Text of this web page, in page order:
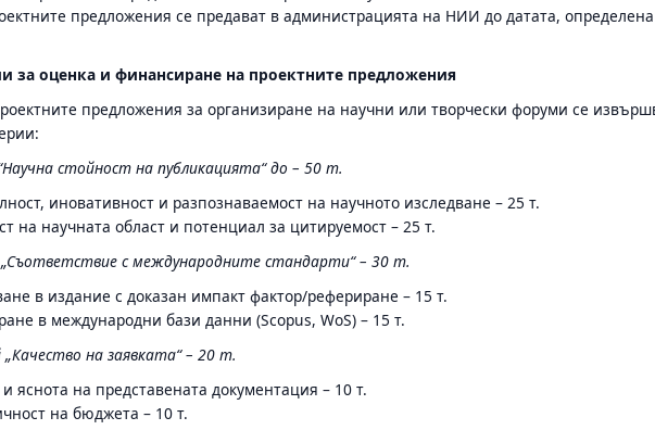
предложения се предават в администрацията на НИИ до датата,
за оценка и финансиране на проектните предложения
предложения за организиране на научни или творчески форуми се
стойност на публикацията“ до – 50 т.
иновативност и разпознаваемост на научното изследване – 25 т.
на научната област и потенциал за цитируемост – 25 т.
с международните стандарти“ – 30 т.
в издание с доказан импакт фактор/рефериране – 15 т.
в международни бази данни (Scopus, WoS) – 15 т.
на заявката“ – 20 т.
яснота на представената документация – 10 т.
на бюджета – 10 т.